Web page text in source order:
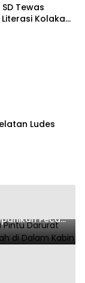
Tewas
Kolaka
Ludes
Pintu
Pecah